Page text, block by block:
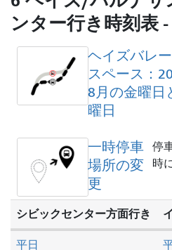
を
し
か
ンター行き時刻表 -
ヘイズバレ
スペース：
8月の金曜日
曜日
一時停車
場所の変
更
停
時
シビックセンター方面行き
平日